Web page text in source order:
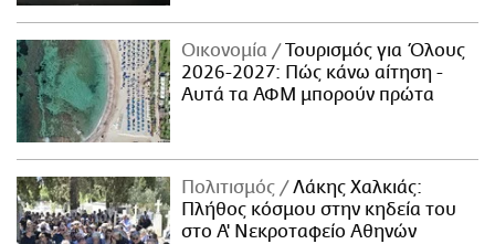
Οικονομία
Τουρισμός για Όλους
2026-2027: Πώς κάνω αίτηση -
Αυτά τα ΑΦΜ μπορούν πρώτα
Πολιτισμός
Λάκης Χαλκιάς:
Πλήθος κόσμου στην κηδεία του
στο Α' Νεκροταφείο Αθηνών